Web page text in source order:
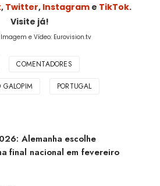
, Twitter, Instagrame TikTok.
Visite já!
Imagem e Vídeo: Eurovision.tv
COMENTADORES
GALOPIM PORTUGAL
Alemanha escolhe
final nacional em fevereiro